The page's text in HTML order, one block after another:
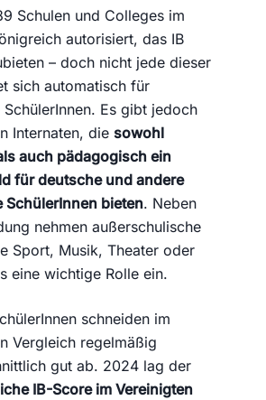
Schulen und Colleges im
autorisiert, das IB
– doch nicht jede dieser
sich automatisch für
Es gibt jedoch
Internaten, die sowohl
auch pädagogisch ein
für deutsche und andere
SchülerInnen bieten. Neben
nehmen außerschulische
Sport, Musik, Theater oder
eine wichtige Rolle ein.
schneiden im
Vergleich regelmäßig
gut ab. 2024 lag der
IB-Score im Vereinigten